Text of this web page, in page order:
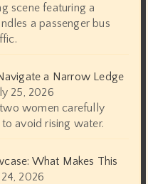
scene featuring a
a passenger bus
a Narrow Ledge
25, 2026
women carefully
avoid rising water.
What Makes This
24, 2026